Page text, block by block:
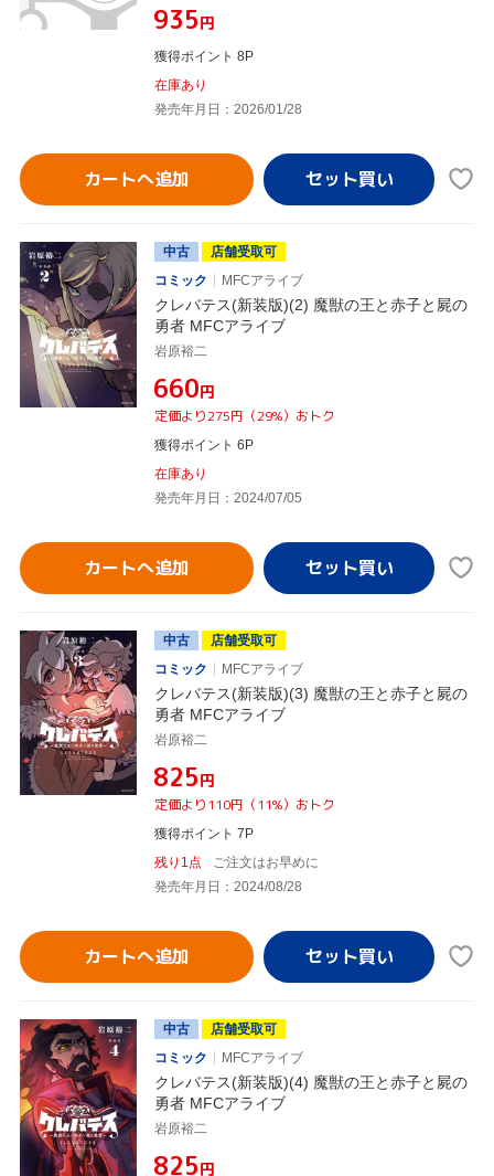
¥935円
獲得ポイント 8P
在庫あり
発売年月日：2026/01/28
カートへ追加
中古
店舗受取可
コミック
MFCアライブ
クレバテス(新装版)(2) 魔獣の王と赤子と屍の
勇者 MFCアライブ
岩原裕二
¥660円
定価より275円（29%）おトク
獲得ポイント 6P
在庫あり
発売年月日：2024/07/05
カートへ追加
中古
店舗受取可
コミック
MFCアライブ
クレバテス(新装版)(3) 魔獣の王と赤子と屍の
勇者 MFCアライブ
岩原裕二
¥825円
定価より110円（11%）おトク
獲得ポイント 7P
残り1点
ご注文はお早めに
発売年月日：2024/08/28
カートへ追加
中古
店舗受取可
コミック
MFCアライブ
クレバテス(新装版)(4) 魔獣の王と赤子と屍の
勇者 MFCアライブ
岩原裕二
¥825円